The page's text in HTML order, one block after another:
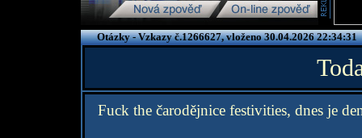
Otázky - Vzkazy č.1266627, vloženo 30.04.2026 22:34:31
Fuck the čarodějnice festivities, dnes je